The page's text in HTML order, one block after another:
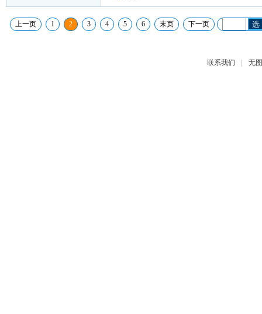
上一页 1 2 3 4 5 6 末页 下一页 选
联系我们 | 无